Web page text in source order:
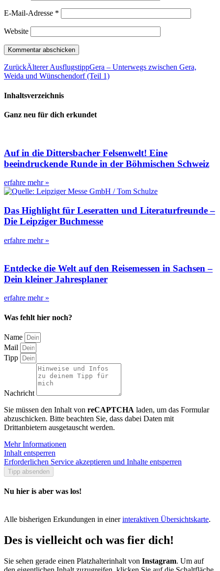
E-Mail-Adresse *
Website
ZurückÄlterer AusflugstippGera – Unterwegs zwischen Gera,
Weida und Wünschendorf (Teil 1)
Inhaltsverzeichnis
Ganz neu für dich erkundet
Auf in die Dittersbacher Felsenwelt! Eine
beeindruckende Runde in der Böhmischen Schweiz
erfahre mehr »
Das Highlight für Leseratten und Literaturfreunde –
Die Leipziger Buchmesse
erfahre mehr »
Entdecke die Welt auf den Reisemessen in Sachsen –
Dein kleiner Jahresplaner
erfahre mehr »
Was fehlt hier noch?
Name
Mail
Tipp
Nachricht
Sie müssen den Inhalt von reCAPTCHA laden, um das Formular
abzuschicken. Bitte beachten Sie, dass dabei Daten mit
Drittanbietern ausgetauscht werden.
Mehr Informationen
Inhalt entsperren
Erforderlichen Service akzeptieren und Inhalte entsperren
Tipp absenden
Nu hier is aber was los!
Alle bisherigen Erkundungen in einerinteraktiven Übersichtskarte.
Des is vielleicht och was fier dich!
Sie sehen gerade einen Platzhalterinhalt von Instagram. Um auf